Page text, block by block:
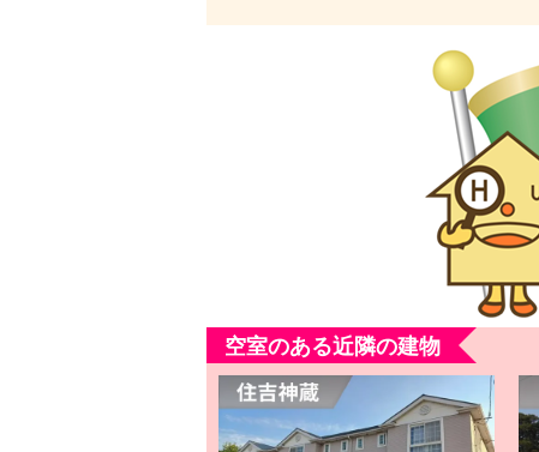
空室のある近隣の建物